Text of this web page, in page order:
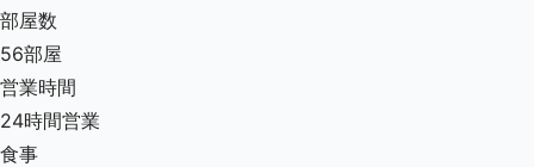
部屋数
56部屋
営業時間
24時間営業
食事